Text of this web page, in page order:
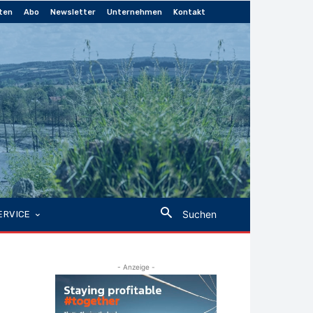
Abo Newsletter Unternehmen Kontakt
Suchen
- Anzeige -